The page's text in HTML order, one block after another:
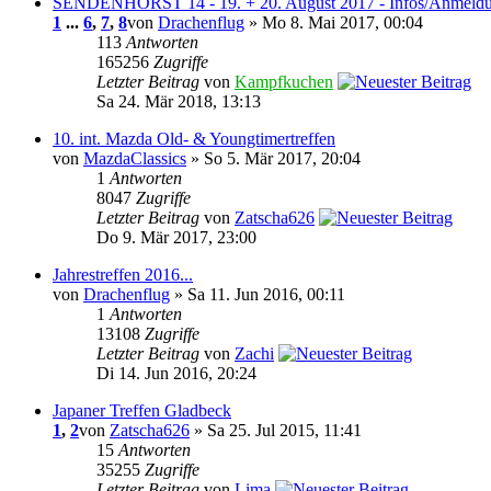
1 ... 6, 7, 8von Drachenflug » Mo 8. Mai 2017, 00:04
113 Antworten
165256 Zugriffe
Letzter Beitrag von Kampfkuchen
Sa 24. Mär 2018, 13:13
10. int. Mazda Old- & Youngtimertreffen
von MazdaClassics » So 5. Mär 2017, 20:04
1 Antworten
8047 Zugriffe
Letzter Beitrag von Zatscha626
Do 9. Mär 2017, 23:00
Jahrestreffen 2016...
von Drachenflug » Sa 11. Jun 2016, 00:11
1 Antworten
13108 Zugriffe
Letzter Beitrag von Zachi
Di 14. Jun 2016, 20:24
Japaner Treffen Gladbeck
1, 2von Zatscha626 » Sa 25. Jul 2015, 11:41
15 Antworten
35255 Zugriffe